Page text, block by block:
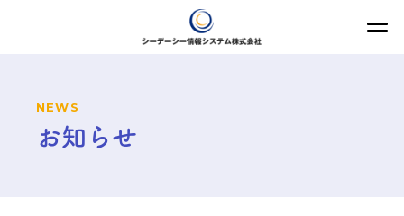
NEWS
お知らせ